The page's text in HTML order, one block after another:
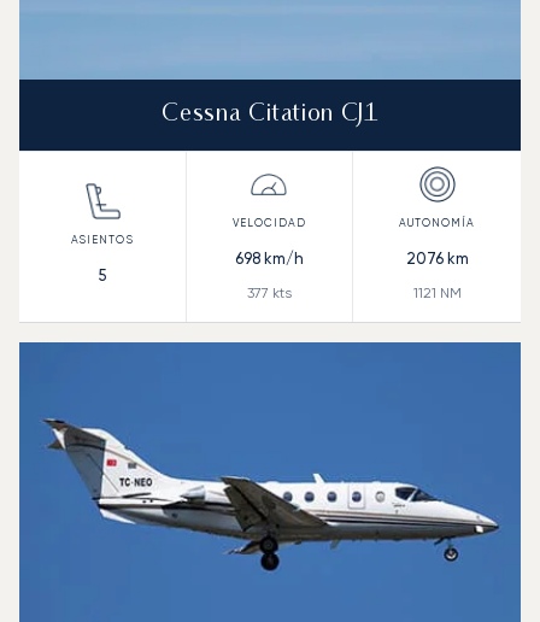
Cessna Citation CJ1
5
698km/h
377 kts
2076km
1121 NM